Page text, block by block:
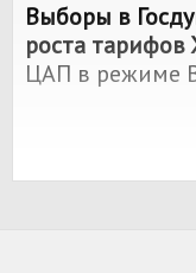
Выборы в
роста
ЦАП в режиме